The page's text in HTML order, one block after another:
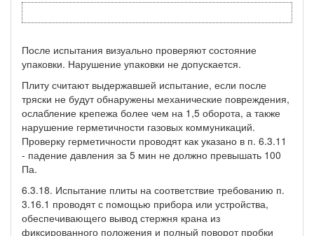
После испытания визуально проверяют состояние
упаковки. Нарушение упаковки не допускается.
Плиту считают выдержавшей испытание, если после
тряски не будут обнаружены механические повреждения,
ослабление крепежа более чем на 1,5 оборота, а также
нарушение герметичности газовых коммуникаций.
Проверку герметичности проводят как указано в п. 6.3.11
- падение давления за 5 мин не должно превышать 100
Па.
6.3.18. Испытание плиты на соответствие требованию п.
3.16.1 проводят с помощью прибора или устройства,
обеспечивающего вывод стержня крана из
фиксированного положения и полный поворот пробки